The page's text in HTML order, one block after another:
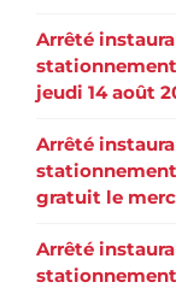
Arrêté
jeudi 14 août
Arrêté
gratuit le
Arrêté